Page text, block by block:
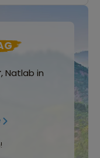
, Natlab in